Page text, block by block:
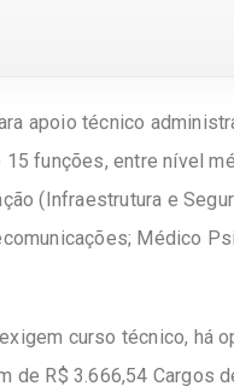
apoio técnico
funções, entre nível
(Infraestrutura e
Médico
curso técnico, há
de R$ 3.666,54 Cargos